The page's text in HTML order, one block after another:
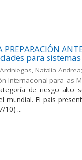
PREPARACIÓN
para
Natalia
Internacional para las
de riesgo alto
mundial. El país
10) ...